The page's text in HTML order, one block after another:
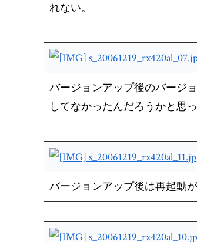
れない。
バージョンアップ後のバージ
してなかったんだろうかと思
バージョンアップ後は再起動